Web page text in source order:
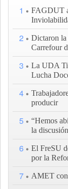
1
FAGDUT
2
Dictaron la
Carrefour
3
La UDA
Lucha
4
producir
5
“Hemos
la
6
El FreSU
por la
7 AMET